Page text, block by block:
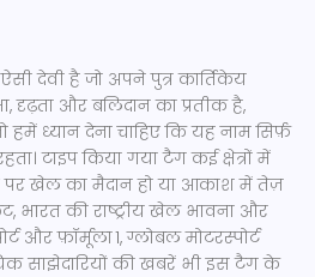
देवी है जो अपने पुत्र कार्तिकेय
दृढ़ता और बलिदान का प्रतीक है,
हमें ध्यान देना चाहिए कि यह नाम सिर्फ़
टाइप किया गया टैग कई क्षेत्रों में
पर खेल का मैदान हो या आकाश में तेज़
, भारत की राष्ट्रीय खेल भावना और
औरफ़ॉर्मूला 1,ग्लोबल मोटरस्पोर्ट
साझेदारियों की खबरें भी इस टैग के